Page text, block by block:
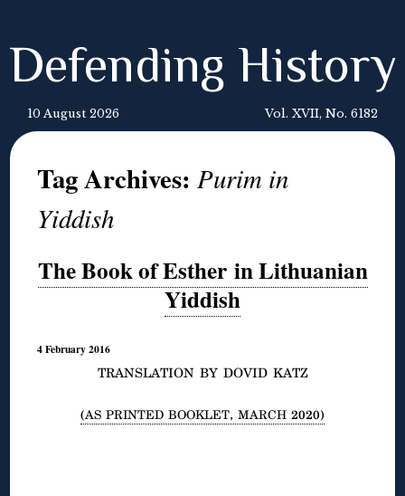
Defending History
10 August 2026 Vol. XVII, No. 6182
Tag Archives:Purim in
Yiddish
The Book of Esther in Lithuanian
Yiddish
4 February 2016
TRANSLATION BY DOVID KATZ
(AS PRINTED BOOKLET, MARCH 2020)